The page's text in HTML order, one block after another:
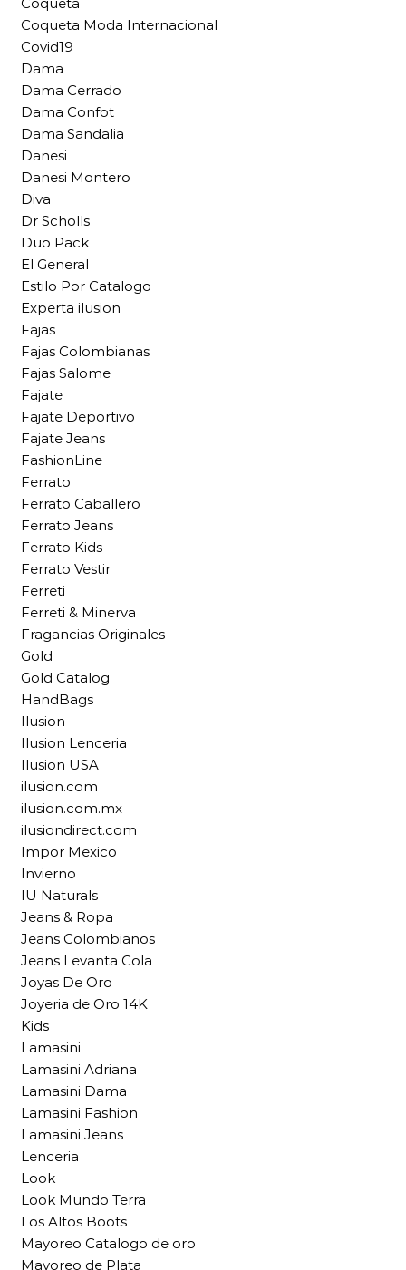
Coqueta Moda Internacional
Covid19
Dama
Dama Cerrado
Dama Confot
Dama Sandalia
Danesi
Danesi Montero
Diva
Dr Scholls
Duo Pack
El General
Estilo Por Catalogo
Experta ilusion
Fajas
Fajas Colombianas
Fajas Salome
Fajate
Fajate Deportivo
Fajate Jeans
FashionLine
Ferrato
Ferrato Caballero
Ferrato Jeans
Ferrato Kids
Ferrato Vestir
Ferreti
Ferreti & Minerva
Fragancias Originales
Gold
Gold Catalog
HandBags
Ilusion
Ilusion Lenceria
Ilusion USA
ilusion.com
ilusion.com.mx
ilusiondirect.com
Impor Mexico
Invierno
IU Naturals
Jeans & Ropa
Jeans Colombianos
Jeans Levanta Cola
Joyas De Oro
Joyeria de Oro 14K
Kids
Lamasini
Lamasini Adriana
Lamasini Dama
Lamasini Fashion
Lamasini Jeans
Lenceria
Look
Look Mundo Terra
Los Altos Boots
Mayoreo Catalogo de oro
Mayoreo de Plata